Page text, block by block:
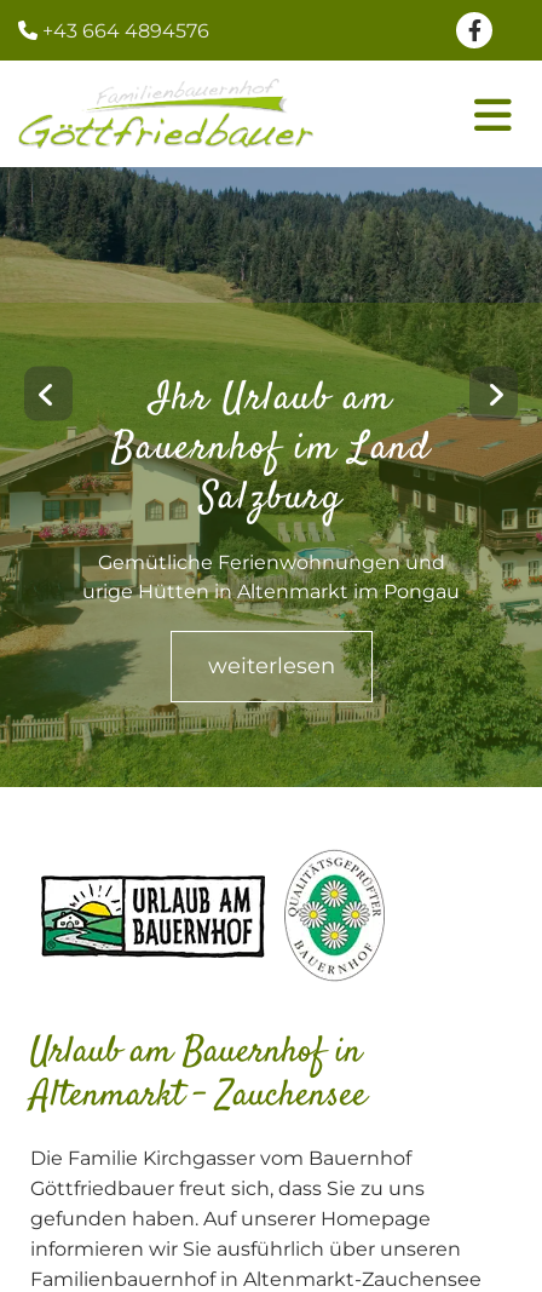
 +43 664 4894576
Ihr Urlaub am
Bauernhof im Land
Salzburg
Gemütliche Ferienwohnungen und
urige Hütten in Altenmarkt im Pongau
weiterlesen
Urlaub am Bauernhof in
Altenmarkt - Zauchensee
Die Familie Kirchgasser vom Bauernhof
Göttfriedbauer freut sich, dass Sie zu uns
gefunden haben. Auf unserer Homepage
informieren wir Sie ausführlich über unseren
Familienbauernhof in Altenmarkt-Zauchensee